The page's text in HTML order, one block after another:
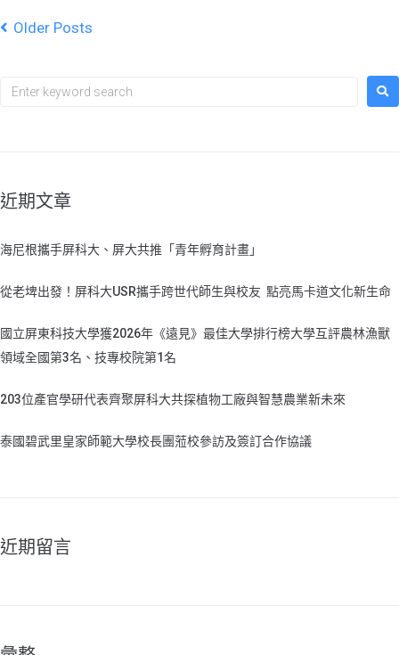
Older Posts
近期文章
海尼根攜手屏科大、屏大共推「青年孵育計畫」
從老埤出發！屏科大USR攜手跨世代師生與校友 點亮馬卡道文化新生命
國立屏東科技大學獲2026年《遠見》最佳大學排行榜大學互評農林漁獸
領域全國第3名、技專校院第1名
203位產官學研代表齊聚屏科大共探植物工廠與智慧農業新未來
泰國碧武里皇家師範大學校長團蒞校參訪及簽訂合作協議
近期留言